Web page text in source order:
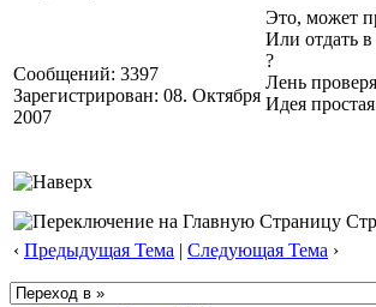
Сообщений: 3397
Зарегистрирован: 08. Октября
2007
Это, может
Или отдать
?
Лень
Идея
‹ Предыдущая Тема | Следующая Тема ›